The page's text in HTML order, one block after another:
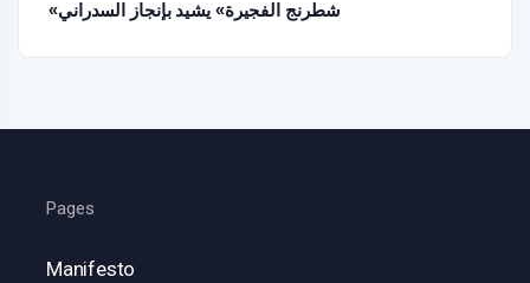
«شطرنج الفجيرة» يشيد بإنجاز السدراني
Pages
Manifesto